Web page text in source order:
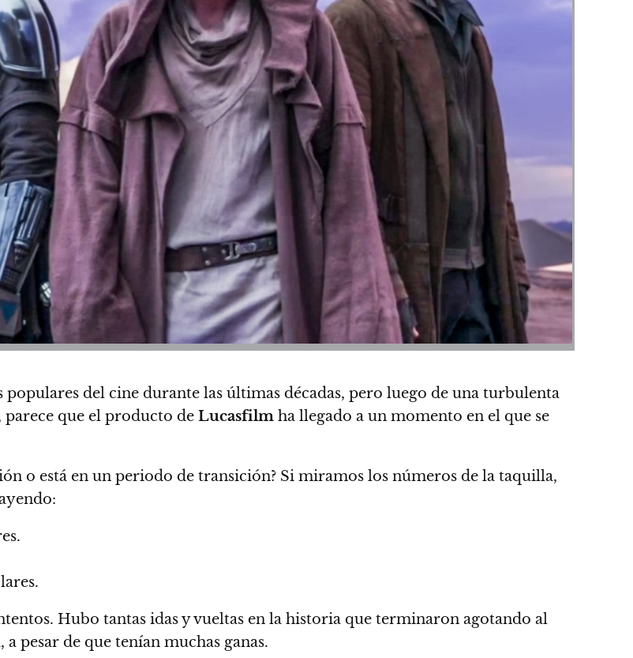
del cine durante las últimas décadas, pero luego de una turbulenta
que el producto de Lucasfilm ha llegado a un momento en el que se
o está en un periodo de transición? Si miramos los números de la taquilla,
Hubo tantas idas y vueltas en la historia que terminaron agotando al
pesar de que tenían muchas ganas.